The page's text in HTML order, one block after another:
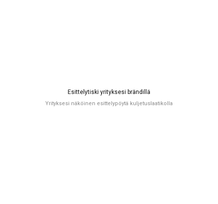
Esittelytiski yrityksesi brändillä
Yrityksesi näköinen esittelypöytä kuljetuslaatikolla